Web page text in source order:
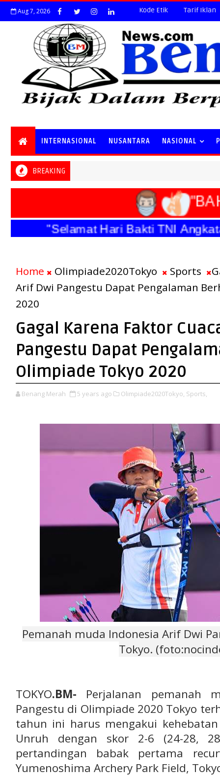
Aug 7, 2026 Kode Etik Tarif Iklan
INTERNASIONAL NUSANTARA NASIONAL
BREAKING
"Selamat Hari Bakti TNI
Home Olimpiade2020Tokyo Sports
Arif Dwi Pangestu Dapat Pengalaman
2020
Gagal Karena Faktor
Pangestu Dapat
Olimpiade Tokyo 2020
Benang Merah 5 years ago Olimpiade2020Tokyo, Sports,
Pemanah muda Indonesia Arif Dwi
Tokyo.
TOKYO.BM- Perjalanan pemanah
Pangestu di Olimpiade 2020 Tokyo
tahun ini harus mengakui
Unruh dengan skor 2-6 (24-28,
pertandingan babak pertama
Yumenoshima Archery Park Field,